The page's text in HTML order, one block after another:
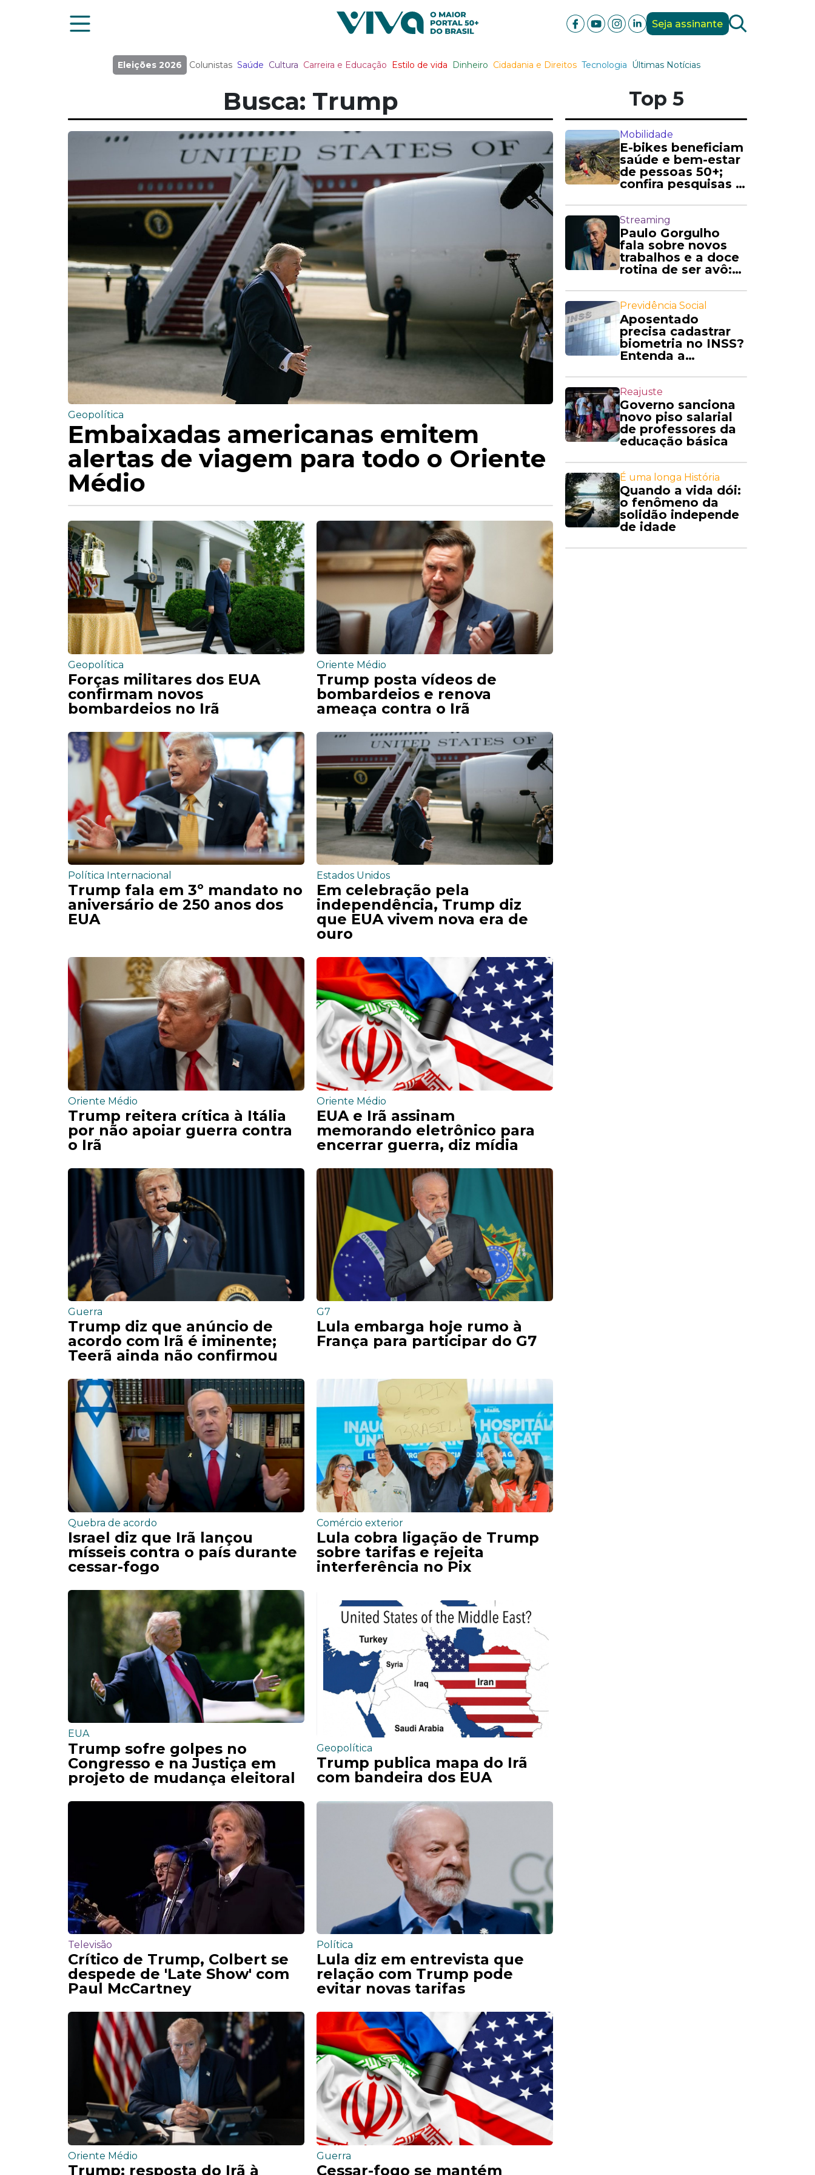
Seja assinante
Eleições 2026 Colunistas Saúde Cultura Carreira e Educação Estilo de vida Dinheiro Cidadania e Direitos Tecnologia Últimas Notícias
Busca: Trump
Geopolítica
Embaixadas americanas emitem
alertas de viagem para todo o Oriente
Médio
Geopolítica
Forças militares dos EUA
confirmam novos
bombardeios no Irã
Oriente Médio
Trump posta vídeos de
bombardeios e renova
ameaça contra o Irã
Política Internacional
Trump fala em 3º mandato no
aniversário de 250 anos dos
EUA
Estados Unidos
Em celebração pela
independência, Trump diz
que EUA vivem nova era de
ouro
Oriente Médio
Trump reitera crítica à Itália
por não apoiar guerra contra
o Irã
Oriente Médio
EUA e Irã assinam
memorando eletrônico para
encerrar guerra, diz mídia
Guerra
Trump diz que anúncio de
acordo com Irã é iminente;
Teerã ainda não confirmou
G7
Lula embarga hoje rumo à
França para participar do G7
Quebra de acordo
Israel diz que Irã lançou
mísseis contra o país durante
cessar-fogo
Comércio exterior
Lula cobra ligação de Trump
sobre tarifas e rejeita
interferência no Pix
EUA
Trump sofre golpes no
Congresso e na Justiça em
projeto de mudança eleitoral
Geopolítica
Trump publica mapa do Irã
com bandeira dos EUA
Televisão
Crítico de Trump, Colbert se
despede de 'Late Show' com
Paul McCartney
Política
Lula diz em entrevista que
relação com Trump pode
evitar novas tarifas
Oriente Médio
Trump: resposta do Irã à
Guerra
Cessar-fogo se mantém
Top 5
Mobilidade
E-bikes beneficiam
saúde e bem-estar
de pessoas 50+;
confira pesquisas e
Streaming
Paulo Gorgulho
fala sobre novos
trabalhos e a doce
rotina de ser avô:
Previdência Social
Aposentado
precisa cadastrar
biometria no INSS?
Entenda a
Reajuste
Governo sanciona
novo piso salarial
de professores da
educação básica
É uma longa História
Quando a vida dói:
o fenômeno da
solidão independe
de idade